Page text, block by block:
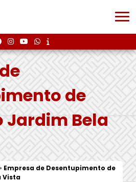
de
Jardim Bela
Empresa de Desentupimento de
Vista